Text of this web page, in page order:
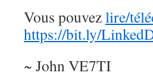
Vous pouvezlire/
https://bit.ly/
~ John VE7TI